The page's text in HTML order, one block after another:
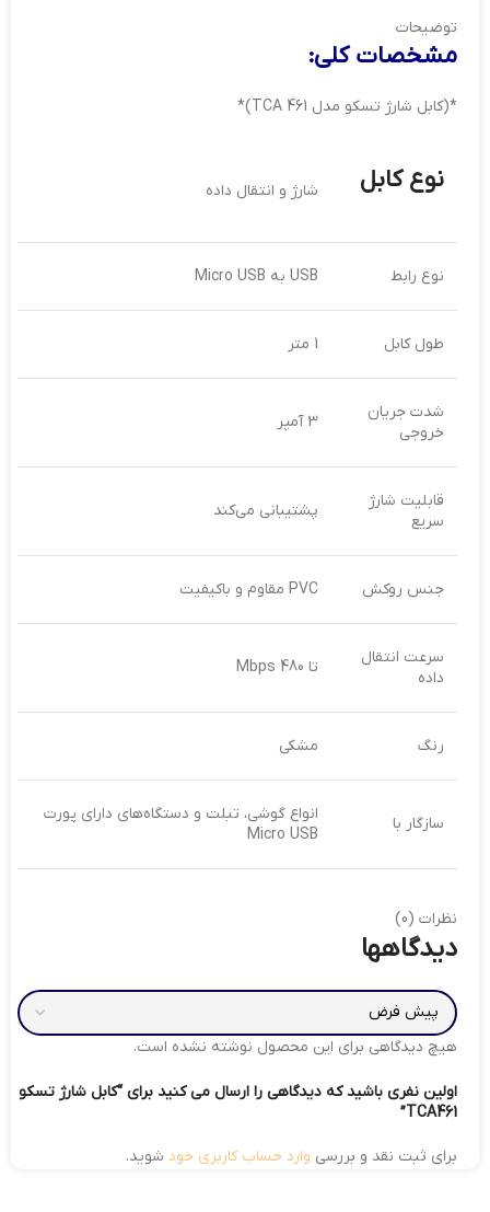
توضیحات
مشخصات کلی:
*(کابل شارژ تسکو مدل TCA 461)*
نوع کابل شارژ و انتقال داده
نوع رابط USB به Micro USB
طول کابل 1 متر
شدت جریان
خروجی
3 آمپر
قابلیت شارژ
سریع
پشتیبانی می‌کند
جنس روکش PVC مقاوم و باکیفیت
سرعت انتقال
داده
تا 480 Mbps
رنگ مشکی
سازگار با
انواع گوشی، تبلت و دستگاه‌های دارای پورت
Micro USB
نظرات (0)
دیدگاهها
هیچ دیدگاهی برای این محصول نوشته نشده است.
اولین نفری باشید که دیدگاهی را ارسال می کنید برای “کابل شارژ تسکو
TCA461”
برای ثبت نقد و بررسی وارد حساب کاربری خود شوید.